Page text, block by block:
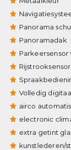
Panorama
Panoramadak
Volledig
airco
electronic
extra getint
kunstlederen/